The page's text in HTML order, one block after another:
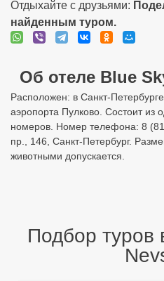
Отдыхайте с друзьями:
найденным туром.
Об отеле Blue
Расположен: в Санкт-
аэропорта Пулково. Состоит из
номеров. Номер телефона: 8
пр., 146, Санкт-Петербург.
животными допускается.
Подбор туров